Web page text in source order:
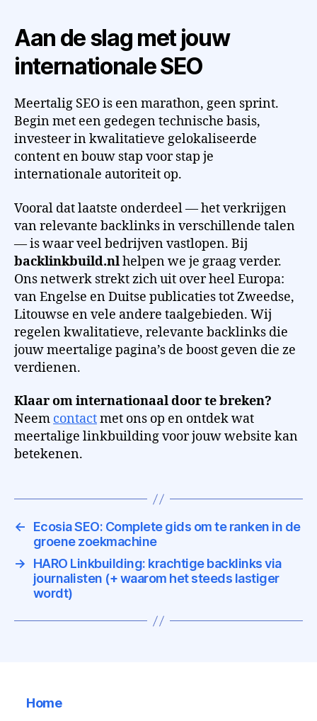
Aan de slag met jouw
internationale SEO
Meertalig SEO is een marathon, geen sprint.
Begin met een gedegen technische basis,
investeer in kwalitatieve gelokaliseerde
content en bouw stap voor stap je
internationale autoriteit op.
Vooral dat laatste onderdeel — het verkrijgen
van relevante backlinks in verschillende talen
— is waar veel bedrijven vastlopen. Bij
backlinkbuild.nlhelpen we je graag verder.
Ons netwerk strekt zich uit over heel Europa:
van Engelse en Duitse publicaties tot Zweedse,
Litouwse en vele andere taalgebieden. Wij
regelen kwalitatieve, relevante backlinks die
jouw meertalige pagina’s de boost geven die ze
verdienen.
Klaar om internationaal door te breken?
Neem contactmet ons op en ontdek wat
meertalige linkbuilding voor jouw website kan
betekenen.
←
Ecosia SEO: Complete gids om te ranken in de
groene zoekmachine
→
HARO Linkbuilding: krachtige backlinks via
journalisten (+ waarom het steeds lastiger
wordt)
Home